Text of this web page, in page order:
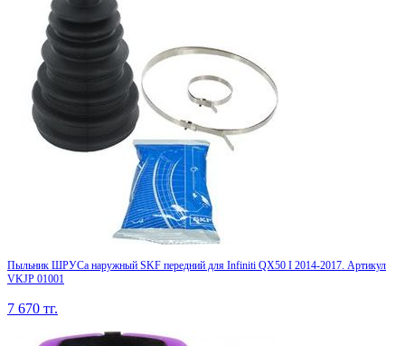
Пыльник ШРУСа наружный SKF передний для Infiniti QX50 I 2014-2017. Артикул
VKJP 01001
7 670 тг.